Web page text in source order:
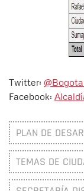
Twitter: @Bogota
Facebook:
PLAN DE
TEMAS DE